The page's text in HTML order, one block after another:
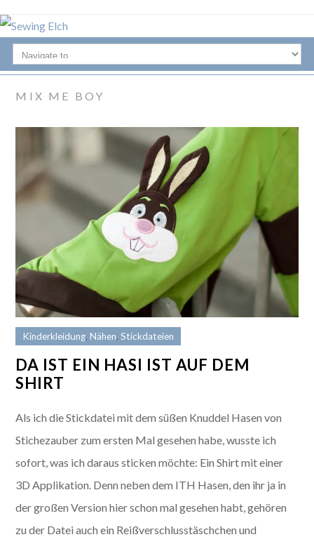
MIX ME BOY
Kinderkleidung,Nähen,Stickdateien
DA IST EIN HASI IST AUF DEM
SHIRT
Als ich die Stickdatei mit dem süßen Knuddel Hasen von
Stichezauber zum ersten Mal gesehen habe, wusste ich
sofort, was ich daraus sticken möchte: Ein Shirt mit einer
3D Applikation. Denn neben dem ITH Hasen, den ihr ja in
der großen Version hier schon mal gesehen habt, gehören
zu der Datei auch ein Reißverschlusstäschchen und